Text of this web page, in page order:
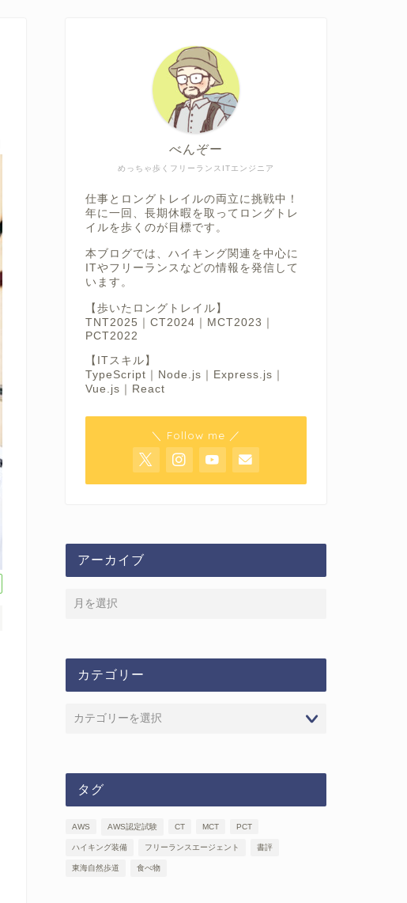
めっちゃ歩くフリーランスITエンジニア
べんぞー
仕事とロングトレイルの両立に挑戦中！
年に一回、長期休暇を取ってロングトレ
イルを歩くのが目標です。
本ブログでは、ハイキング関連を中心に
ITやフリーランスなどの情報を発信して
います。
【歩いたロングトレイル】
TNT2025｜CT2024｜MCT2023｜
PCT2022
【ITスキル】
TypeScript｜Node.js｜Express.js｜
Vue.js｜React
＼ Follow me ／
アーカイブ
カテゴリー
タグ
AWS AWS認定試験 CT MCT PCT
ハイキング装備 フリーランスエージェント 書評
東海自然歩道 食べ物